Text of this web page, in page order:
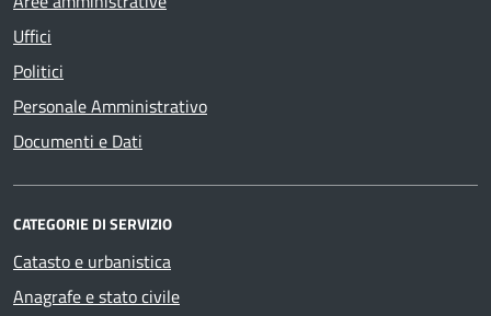
Uffici
Politici
Personale Amministrativo
Documenti e Dati
CATEGORIE DI SERVIZIO
Catasto e urbanistica
Anagrafe e stato civile